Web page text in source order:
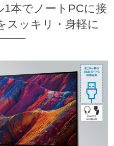
1本でノートPCに接
スッキリ・身軽に